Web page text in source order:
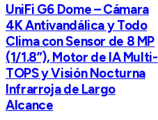
UniFi G6 Dome – Cámara
4K Antivandálica y Todo
Clima con Sensor de 8 MP
(1/1.8”), Motor de IA Multi-
TOPS y Visión Nocturna
Infrarroja de Largo
Alcance